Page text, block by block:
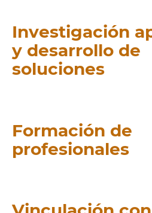
Investigación
y desarrollo de
soluciones
Formación de
profesionales